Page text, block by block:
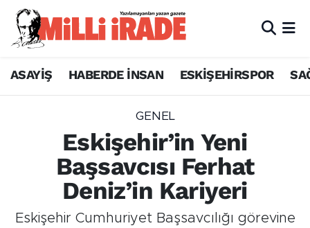
ASAYİŞ HABERDE İNSAN ESKİŞEHİRSPOR
GENEL
Eskişehir’in Yeni
Başsavcısı Ferhat
Deniz’in Kariyeri
Eskişehir Cumhuriyet Başsavcılığı görevine